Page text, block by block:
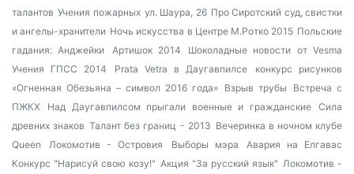
талантов Учения пожарных ул. Шаура, 26 Про Сиротский суд, свистки
и ангелы-хранители Ночь искусства в Центре М.Ротко 2015 Польские
гадания: Анджейки
Артишок 2014
Шоколадные новости от Vesma
Учения ГПСС 2014
Prata Vetra в Даугавпилсе
конкурс рисунков
«Огненная Обезьяна – символ 2016 года» Взрыв трубы
Встреча с
ПЖКХ
Над Даугавпилсом прыгали военные и гражданские
Сила
древних знаков Талант без границ - 2013 Вечеринка в ночном клубе
Queen
Локомотив - Островия Выборы мэра
Авария на Елгавас
Конкурс "Нарисуй свою козу!" Акция "За русский язык" Локомотив -